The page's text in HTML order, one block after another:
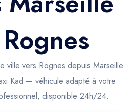
ville vers Rognes depuis Marseille
Kad — véhicule adapté à votre
disponible 24h/24.